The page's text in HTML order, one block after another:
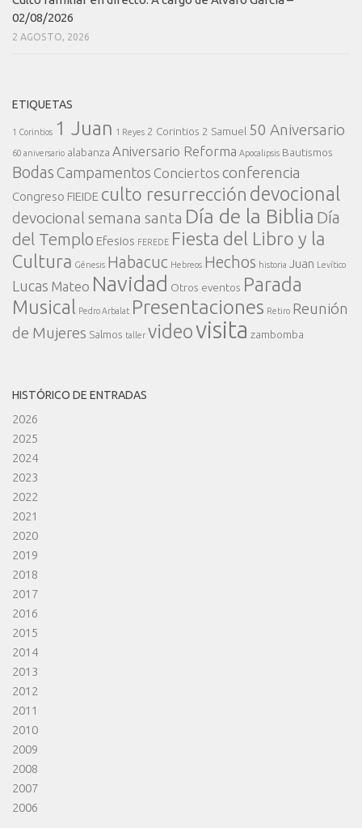
02/08/2026
2 AGOSTO, 2026
ETIQUETAS
1 Corintios 1 Juan 1 Reyes 2 Corintios 2 Samuel 50 Aniversario
60 aniversario alabanza Aniversario Reforma Apocalipsis Bautismos
Bodas Campamentos Conciertos conferencia
Congreso FIEIDE culto resurrección devocional
devocional semana santa Día de la Biblia Día
del Templo Efesios FEREDE Fiesta del Libro y la
Cultura Génesis Habacuc Hebreos Hechos historia Juan Levítico
Lucas Mateo Navidad Otros eventos Parada
Musical
Pedro Arbalat Presentaciones Retiro Reunión
de Mujeres Salmos taller videovisita zambomba
HISTÓRICO DE ENTRADAS
2026
2025
2024
2023
2022
2021
2020
2019
2018
2017
2016
2015
2014
2013
2012
2011
2010
2009
2008
2007
2006